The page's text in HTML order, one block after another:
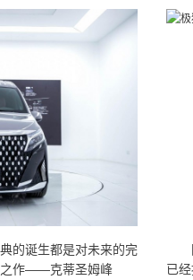
的诞生都是对未来的完
之作——克蒂圣姆峰
已